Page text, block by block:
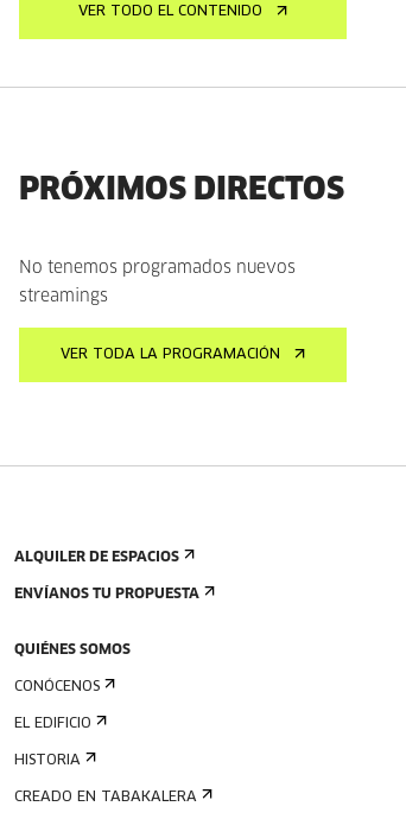
VER TODO EL CONTENIDO
PRÓXIMOS DIRECTOS
No tenemos programados nuevos
streamings
VER TODA LA PROGRAMACIÓN
ALQUILER DE ESPACIOS
ENVÍANOS TU PROPUESTA
QUIÉNES SOMOS
CONÓCENOS
EL EDIFICIO
HISTORIA
CREADO EN TABAKALERA